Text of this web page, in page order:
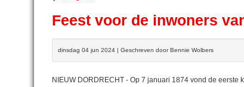
Feest voor de inwoners
dinsdag 04 jun 2024 | Geschreven door Bennie Wolbers
NIEUW DORDRECHT - Op 7 januari 1874 vond de